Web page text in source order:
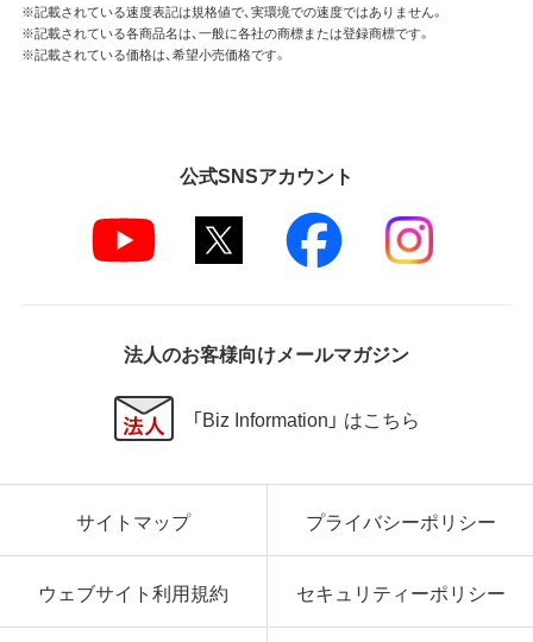
※記載されている速度表記は規格値で、実環境での速度ではありません。
※記載されている各商品名は、一般に各社の商標または登録商標です。
※記載されている価格は、希望小売価格です。
公式SNSアカウント
法人のお客様向けメールマガジン
「Biz Information」 はこちら
サイトマップ プライバシーポリシー
ウェブサイト利用規約 セキュリティーポリシー